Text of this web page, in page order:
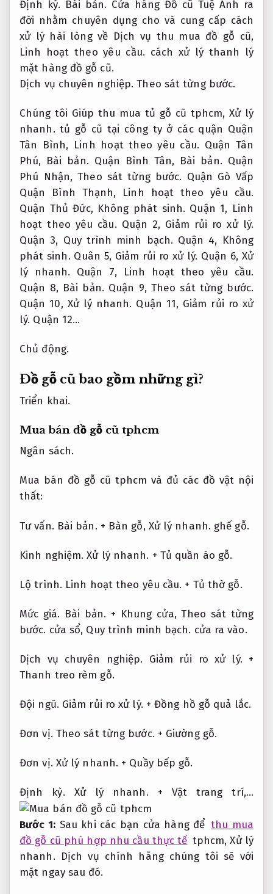
Định kỳ. Bài bản. Cửa hàng Đồ cũ Tuệ Anh ra
đời nhằm chuyên dụng cho và cung cấp cách
xử lý hài lòng về Dịch vụ thu mua đồ gỗ cũ,
Linh hoạt theo yêu cầu. cách xử lý thanh lý
mặt hàng đồ gỗ cũ.
Dịch vụ chuyên nghiệp. Theo sát từng bước.
Chúng tôi Giúp thu mua tủ gỗ cũ tphcm, Xử lý
nhanh. tủ gỗ cũ tại công ty ở các quận Quận
Tân Bình, Linh hoạt theo yêu cầu. Quận Tân
Phú, Bài bản. Quận Bình Tân, Bài bản. Quận
Phú Nhận,Theo sát từng bước. Quận Gò Vấp
Quận Bình Thạnh, Linh hoạt theo yêu cầu.
Quận Thủ Đức, Không phát sinh. Quận 1, Linh
hoạt theo yêu cầu. Quận 2, Giảm rủi ro xử lý.
Quận 3, Quy trình minh bạch. Quận 4, Không
phát sinh. Quân 5, Giảm rủi ro xử lý. Quận 6, Xử
lý nhanh. Quận 7,
Linh hoạt theo yêu cầu.
Quận 8, Bài bản. Quận 9, Theo sát từng bước.
Quận 10, Xử lý nhanh. Quận 11, Giảm rủi ro xử
lý. Quận 12…
Chủ động.
Đồ gỗ cũ bao gồm những gì?
Triển khai.
Mua bán đồ gỗ cũ tphcm
Ngân sách.
Mua bán đồ gỗ cũ tphcm và đủ các đồ vật nội
thất:
Tư vấn. Bài bản. + Bàn gỗ, Xử lý nhanh. ghế gỗ.
Kinh nghiệm. Xử lý nhanh. + Tủ quần áo gỗ.
Lộ trình. Linh hoạt theo yêu cầu. + Tủ thờ gỗ.
Mức giá. Bài bản. + Khung cửa,Theo sát từng
bước. cửa sổ, Quy trình minh bạch. cửa ra vào.
Dịch vụ chuyên nghiệp. Giảm rủi ro xử lý. +
Thanh treo rèm gỗ.
Đội ngũ. Giảm rủi ro xử lý. + Đồng hồ gỗ quả lắc.
Đơn vị. Theo sát từng bước. + Giường gỗ.
Đơn vị. Xử lý nhanh. + Quầy bếp gỗ.
Định kỳ. Xử lý nhanh. + Vật trang trí,…
Bước 1: Sau khi các bạn cửa hàng để thu mua
đồ gỗ cũ phù hợp nhu cầu thực tế tphcm,Xử lý
nhanh. Dịch vụ chính hãng chúng tôi sẽ với
mặt ngay sau đó.